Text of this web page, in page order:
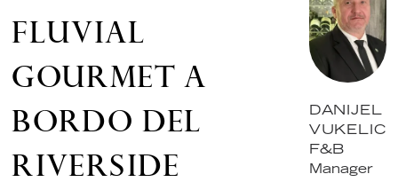
FLUVIAL
GOURMET A
BORDO DEL
RIVERSIDE
DANIJEL
VUKELIC
F&B
Manager